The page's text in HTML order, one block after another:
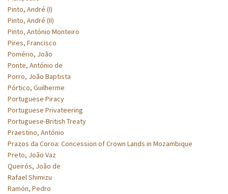
Pinto, André (I)
Pinto, André (II)
Pinto, António Monteiro
Pires, Francisco
Pomério, João
Ponte, António de
Porro, João Baptista
Pórtico, Guilherme
Portuguese Piracy
Portuguese Privateering
Portuguese-British Treaty
Praestino, António
Prazos da Coroa: Concession of Crown Lands in Mozambique
Preto, João Vaz
Queirós, João de
Rafael Shimizu
Ramón, Pedro